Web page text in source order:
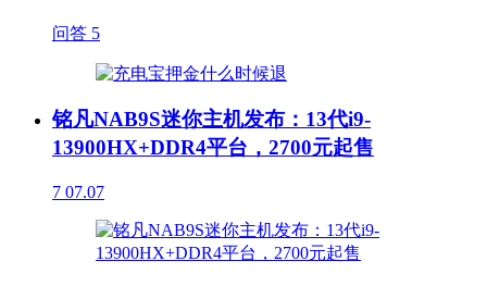
问答 5
铭凡NAB9S迷你主机发布：13代i9-
13900HX+DDR4平台，2700元起售
7 07.07